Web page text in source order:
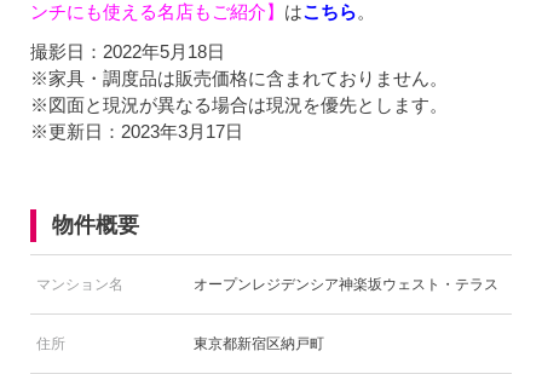
ンチにも使える名店もご紹介】 はこちら。
撮影日：2022年5月18日
※家具・調度品は販売価格に含まれておりません。
※図面と現況が異なる場合は現況を優先とします。
※更新日：2023年3月17日
物件概要
マンション名 オープンレジデンシア神楽坂ウェスト・テラス
住所 東京都新宿区納戸町